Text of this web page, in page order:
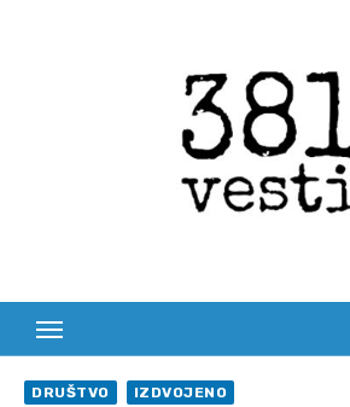
DRUŠTVO IZDVOJENO